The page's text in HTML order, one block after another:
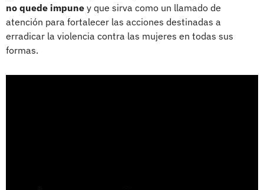
no quede impune y que sirva como un llamado de
atención para fortalecer las acciones destinadas a
erradicar la violencia contra las mujeres en todas sus
formas.